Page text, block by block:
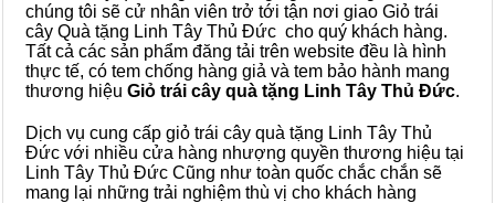
chúng tôi sẽ cử nhân viên trở tới tận nơi giao Giỏ trái
cây Quà tặng Linh Tây Thủ Đức cho quý khách hàng.
Tất cả các sản phẩm đăng tải trên website đều là hình
thực tế, có tem chống hàng giả và tem bảo hành mang
thương hiệu Giỏ trái cây quà tặng Linh Tây Thủ Đức.
Dịch vụ cung cấp giỏ trái cây quà tặng Linh Tây Thủ
Đức với nhiều cửa hàng nhượng quyền thương hiệu tại
Linh Tây Thủ Đức Cũng như toàn quốc chắc chắn sẽ
mang lại những trải nghiệm thù vị cho khách hàng